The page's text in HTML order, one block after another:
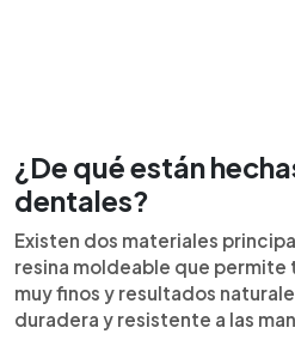
¿De qué están
dentales?
Existen dos materiales
resina moldeable que permite
muy finos y resultados
duradera y resistente a las